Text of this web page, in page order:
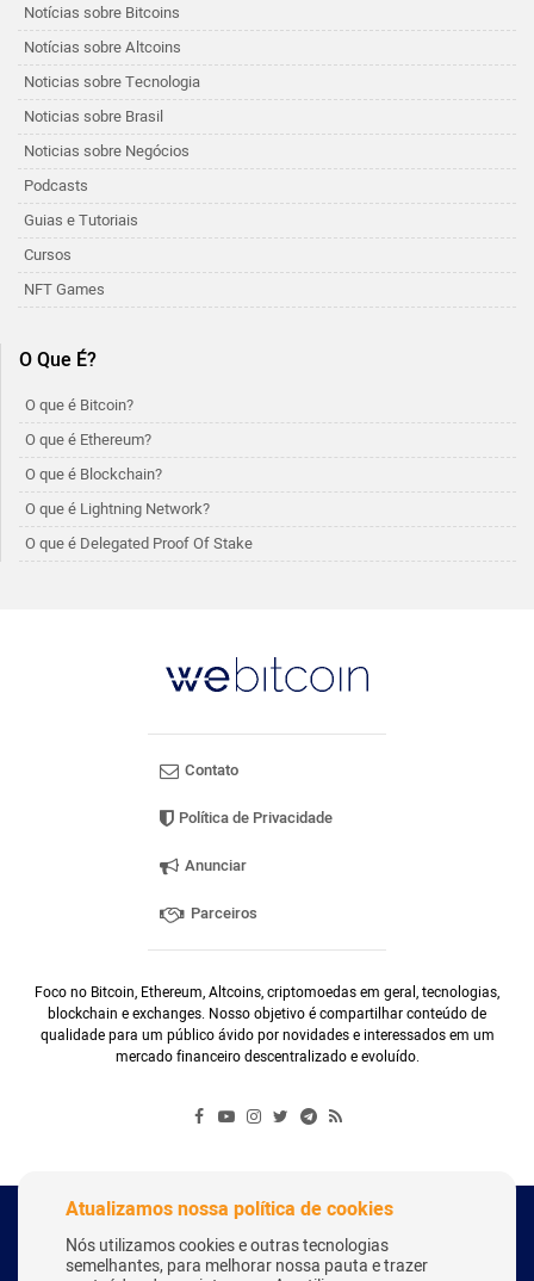
Notícias sobre Bitcoins
Notícias sobre Altcoins
Noticias sobre Tecnologia
Noticias sobre Brasil
Noticias sobre Negócios
Podcasts
Guias e Tutoriais
Cursos
NFT Games
O Que É?
O que é Bitcoin?
O que é Ethereum?
O que é Blockchain?
O que é Lightning Network?
O que é Delegated Proof Of Stake
Contato
Política de Privacidade
Anunciar
Parceiros
Foco no Bitcoin, Ethereum, Altcoins, criptomoedas em geral, tecnologias,
blockchain e exchanges. Nosso objetivo é compartilhar conteúdo de
qualidade para um público ávido por novidades e interessados em um
mercado financeiro descentralizado e evoluído.
Copyright Webitcoin 2018 - Todos os Direitos Reservados
Atualizamos nossa política de cookies
Nós utilizamos cookies e outras tecnologias
semelhantes, para melhorar nossa pauta e trazer